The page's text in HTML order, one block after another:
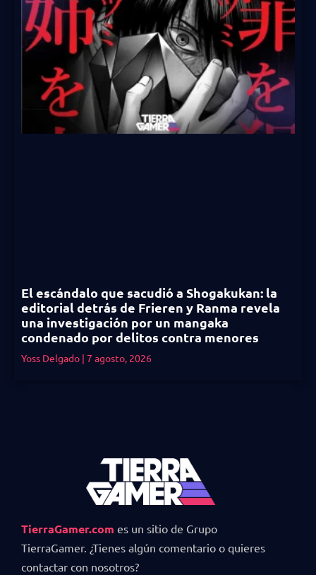
El escándalo que sacudió a Shogakukan: la
editorial detrás de Frieren y Ranma revela
una investigación por un mangaka
condenado por delitos contra menores
Yoss Delgado 7 agosto, 2026
TierraGamer.com es un sitio de Grupo
TierraGamer. ¿Tienes algún comentario o quieres
contactar con nosotros?